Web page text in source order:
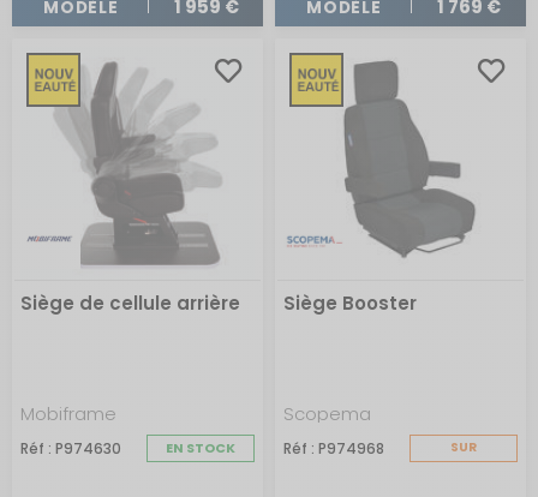
trajets.
Comment choisir une housse de siège auto
grand confort ?
Pour les véhicules de loisirs, le choix de la housse
dépend de plusieurs facteurs. La
compatibilité du
modèleest primordiale, chaque marque ayant ses
propres spécificités. Il existe des housses universelles
qui conviennent à une majorité de véhicules. Les
housses sur mesure sont recommandées pour une
protection optimale. Les
sont aussi à prendre
en compte : par exemple les housses éponge vont
absorber davantage. Pensez également aux
couleurs et
véhicule.
protection polyvalente
. Contrairement aux housses sur
mesure, elles peuvent être utilisées sur différents types
de sièges et de véhicules.
MODÈLE
1 959 €
MODÈLE
1 769 €
Siège de cellule arrière
Mobiframe
Réf : P974630 EN STOCK
Siège Booster
Scopema
Réf : P974968
SUR